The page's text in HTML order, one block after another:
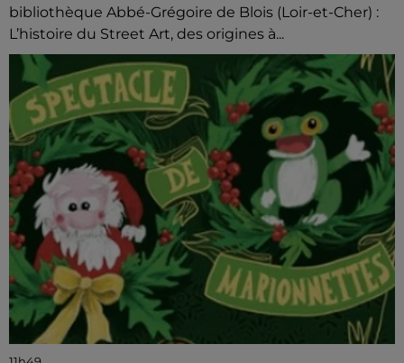
bibliothèque Abbé-Grégoire de Blois (Loir-et-Cher) :
L’histoire du Street Art, des origines à...